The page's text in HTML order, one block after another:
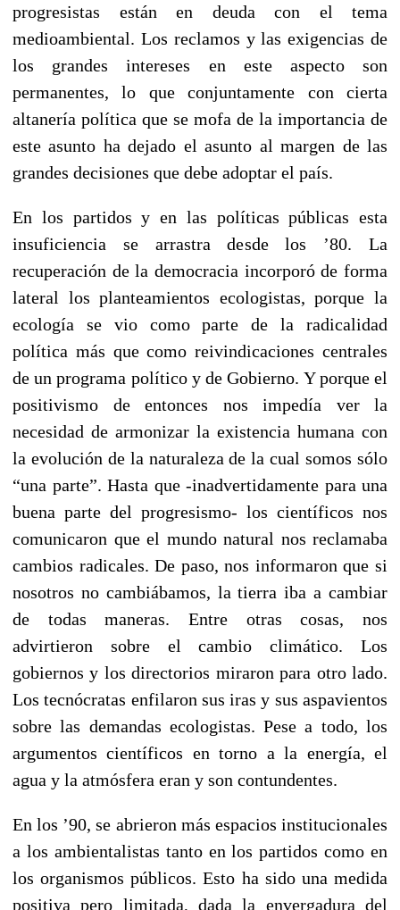
progresistas están en deuda con el tema
medioambiental. Los reclamos y las exigencias de
los grandes intereses en este aspecto son
permanentes, lo que conjuntamente con cierta
altanería política que se mofa de la importancia de
este asunto ha dejado el asunto al margen de las
grandes decisiones que debe adoptar el país.
En los partidos y en las políticas públicas esta
insuficiencia se arrastra desde los ’80. La
recuperación de la democracia incorporó de forma
lateral los planteamientos ecologistas, porque la
ecología se vio como parte de la radicalidad
política más que como reivindicaciones centrales
de un programa político y de Gobierno. Y porque el
positivismo de entonces nos impedía ver la
necesidad de armonizar la existencia humana con
la evolución de la naturaleza de la cual somos sólo
“una parte”. Hasta que -inadvertidamente para una
buena parte del progresismo- los científicos nos
comunicaron que el mundo natural nos reclamaba
cambios radicales. De paso, nos informaron que si
nosotros no cambiábamos, la tierra iba a cambiar
de todas maneras. Entre otras cosas, nos
advirtieron sobre el cambio climático. Los
gobiernos y los directorios miraron para otro lado.
Los tecnócratas enfilaron sus iras y sus aspavientos
sobre las demandas ecologistas. Pese a todo, los
argumentos científicos en torno a la energía, el
agua y la atmósfera eran y son contundentes.
En los ’90, se abrieron más espacios institucionales
a los ambientalistas tanto en los partidos como en
los organismos públicos. Esto ha sido una medida
positiva pero limitada, dada la envergadura del